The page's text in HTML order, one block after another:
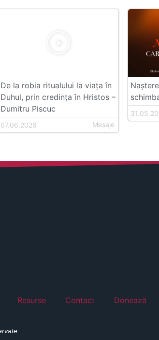
De la robia ritualului la viața în
Duhul, prin credința în Hristos –
Dumitru Piscuc
07.06.2026 Mesaje
Resurse Contact Donează